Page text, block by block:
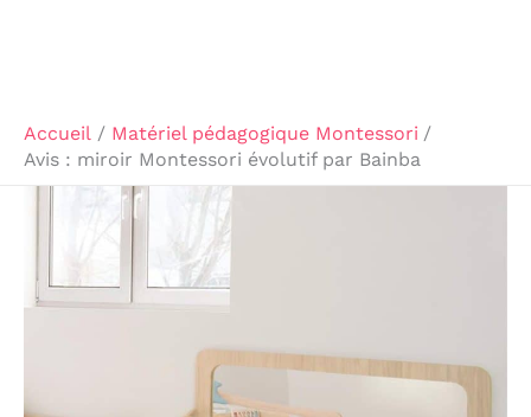
Accueil
Matériel pédagogique Montessori
Avis : miroir Montessori évolutif par Bainba